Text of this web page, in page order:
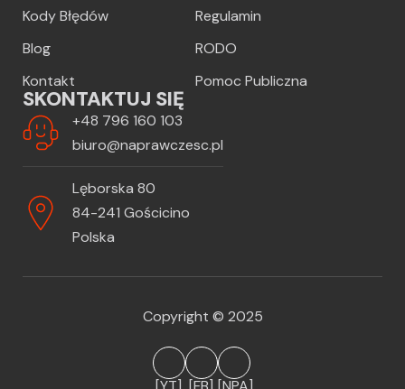
Kody Błędów
Blog
Kontakt
Regulamin
RODO
Pomoc Publiczna
SKONTAKTUJ SIĘ
+48 796 160 103
biuro@naprawczesc.pl
Lęborska 80
84-241 Gościcino
Polska
Copyright © 2025